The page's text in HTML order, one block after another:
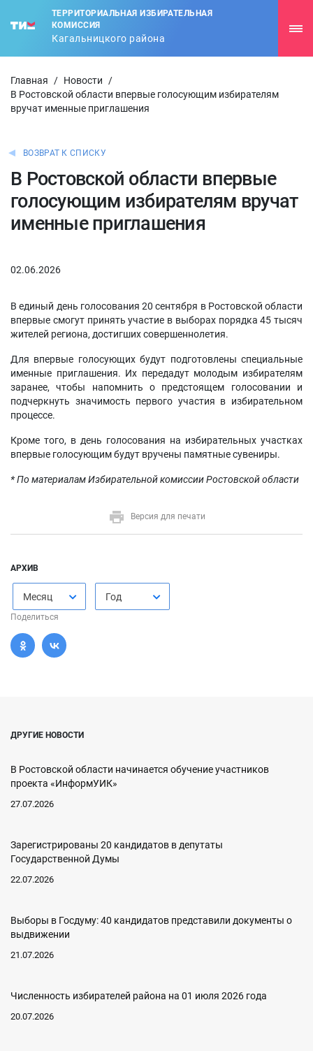
ТЕРРИТОРИАЛЬНАЯ ИЗБИРАТЕЛЬНАЯ
КОМИССИЯ
Кагальницкого района
Главная / Новости
/
В Ростовской области впервые голосующим избирателям
вручат именные приглашения
ВОЗВРАТ К СПИСКУ
В Ростовской области впервые
голосующим избирателям вручат
именные приглашения
02.06.2026
В единый день голосования 20 сентября в Ростовской области
впервые смогут принять участие в выборах порядка 45 тысяч
жителей региона, достигших совершеннолетия.
Для впервые голосующих будут подготовлены специальные
именные приглашения. Их передадут молодым избирателям
заранее, чтобы напомнить о предстоящем голосовании и
подчеркнуть значимость первого участия в избирательном
процессе.
Кроме того, в день голосования на избирательных участках
впервые голосующим будут вручены памятные сувениры.
* По материалам Избирательной комиссии Ростовской области
Версия для печати
АРХИВ
Месяц Год
Поделиться
ДРУГИЕ НОВОСТИ
В Ростовской области начинается обучение участников
проекта «ИнформУИК»
27.07.2026
Зарегистрированы 20 кандидатов в депутаты
Государственной Думы
22.07.2026
Выборы в Госдуму: 40 кандидатов представили документы о
выдвижении
21.07.2026
Численность избирателей района на 01 июля 2026 года
20.07.2026